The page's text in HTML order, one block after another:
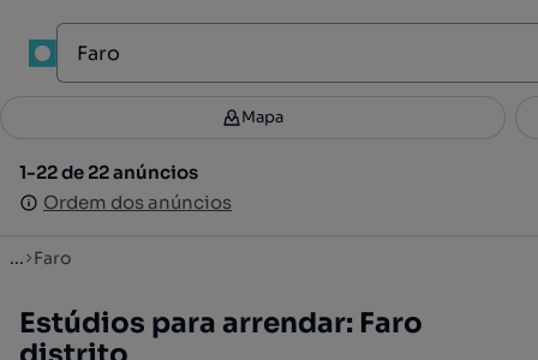
Filtros 3
1-22 de 22 anúncios
Ordem dos anúncios
Mapa
1-22 de 22 anúncios
Ordem dos anúncios
... Faro
Estúdios para arrendar: Faro